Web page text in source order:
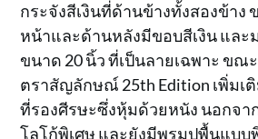
กระจังสีเงินที่ด้านข้างทั้งสองข้า
หน้าและด้านหลังมีขอบสีเงิน และ
ขนาด 20 นิ้ว ที่เป็นลายเฉพาะ ขณ
ตราสัญลักษณ์ 25th Edition เพิ่ม
ที่รองศีรษะซึ่งหุ้มด้วยหนัง นอกจา
โลโก้พิเศษ และยังมีพรมปูพื้นแบบ